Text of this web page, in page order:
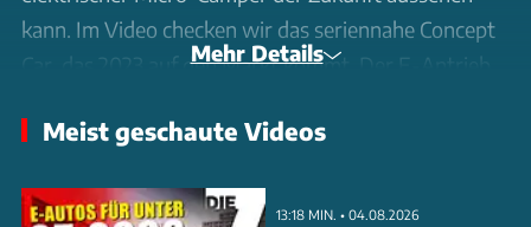
kann. Im Video checken wir das seriennahe Concept
Car, das 2023 auf den Markt kommt. Der E-Antrieb
crashgeschützt vorm Hinterrad. Besonders clever:
Minuten ausbauen.
Mehr Details
Meist geschaute Videos
13:18 MIN. • 04.08.2026